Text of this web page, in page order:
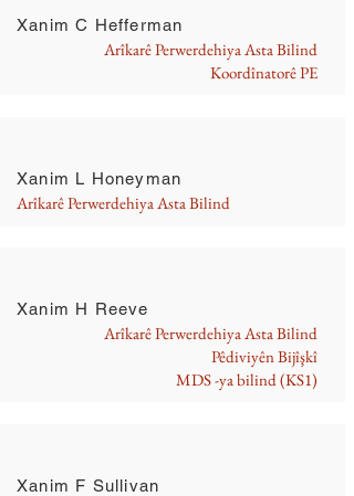
Xanim C Hefferman
Arîkarê Perwerdehiya Asta Bilind
Koordînatorê PE
Xanim L Honeyman
Arîkarê Perwerdehiya Asta Bilind
Xanim H Reeve
Arîkarê Perwerdehiya Asta Bilind
Pêdiviyên Bijîşkî
MDS -ya bilind (KS1)
Xanim F Sullivan